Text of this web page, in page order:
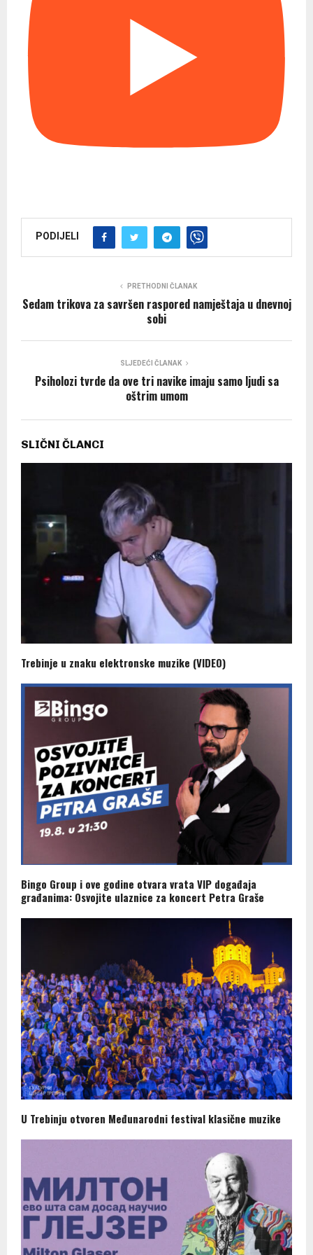
PODIJELI
PRETHODNI ČLANAK
Sedam trikova za savršen raspored namještaja u dnevnoj
sobi
SLJEDEĆI ČLANAK
Psiholozi tvrde da ove tri navike imaju samo ljudi sa
oštrim umom
SLIČNI ČLANCI
Trebinje u znaku elektronske muzike (VIDEO)
Bingo Group i ove godine otvara vrata VIP događaja
građanima: Osvojite ulaznice za koncert Petra Graše
U Trebinju otvoren Međunarodni festival klasične muzike